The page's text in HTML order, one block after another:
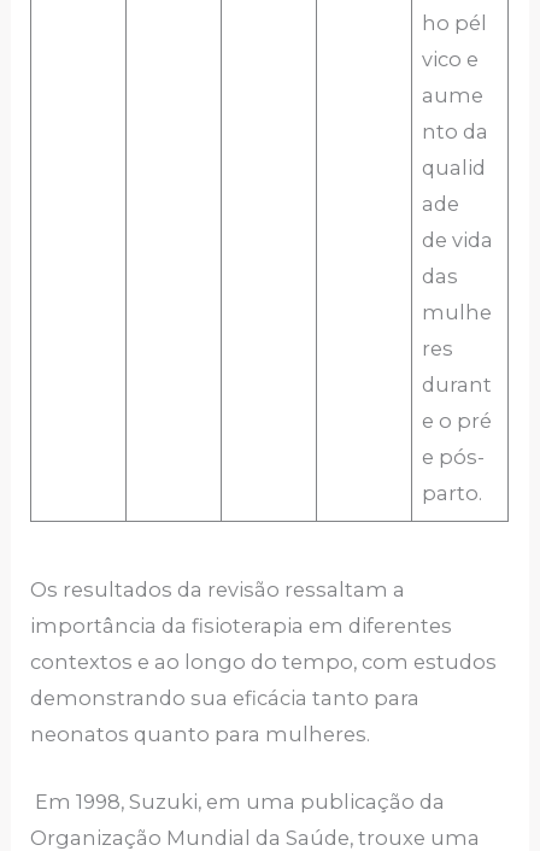
ho pél
vico e
aume
nto da
qualid
ade
de vida
das
mulhe
res
durant
e o pré
e pós-
parto.
Os resultados da revisão ressaltam a
importância da fisioterapia em diferentes
contextos e ao longo do tempo, com estudos
demonstrando sua eficácia tanto para
neonatos quanto para mulheres.
Em 1998, Suzuki, em uma publicação da
Organização Mundial da Saúde, trouxe uma